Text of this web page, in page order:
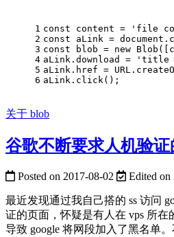
1
2
3
4
5
6
const content = 'file
const aLink =
const blob = new
aLink.download =
aLink.href =
aLink.click();
关于 blob
谷歌不断要求人机验
Posted on 2017-08-02 Edited on
最近发现通过我自己搭的 ss 访问
证的页面，怀疑是有人在 vps 所在
导致 google 将网段加入了黑名单